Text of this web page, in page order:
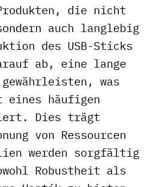
die nicht
auch langlebig
des USB-Sticks
ab, eine lange
was
eines häufigen
Dies trägt
von Ressourcen
werden sorgfältig
Robustheit als